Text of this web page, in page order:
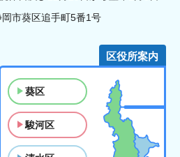
市葵区追手町5番1号
区役所案内
葵区
駿河区